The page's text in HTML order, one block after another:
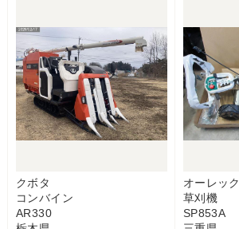
クボタ
コンバイン
AR330
オーレック
草刈機
SP853A